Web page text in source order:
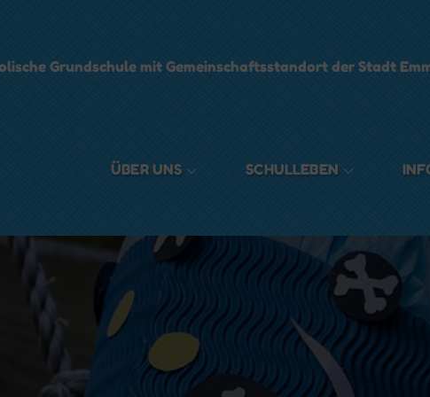
Grundschule mit Gemeinschaftsstandort der Stadt
ÜBER UNS SCHULLEBEN